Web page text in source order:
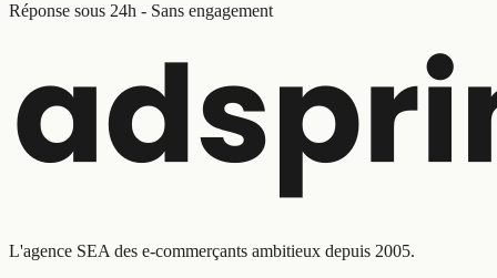
Réponse sous 24h - Sans engagement
L'agence SEA des e-commerçants ambitieux depuis 2005.